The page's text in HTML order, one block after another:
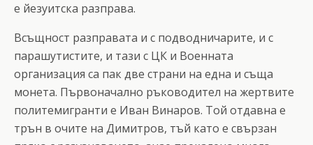
е йезуитска разправа.
Всъщност разправата и с подводничарите, и с
парашутистите, и тази с ЦК и Военната
организация са пак две страни на една и съща
монета. Първоначално ръководител на жертвите
политемигранти е Иван Винаров. Той отдавна е
трън в очите на Димитров, тъй като е свързан